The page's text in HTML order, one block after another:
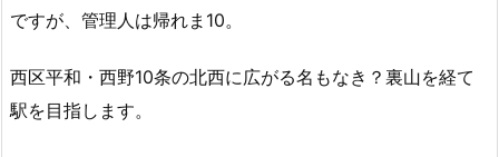
ですが、管理人は帰れま10。
西区平和・西野10条の北西に広がる名もなき？裏山を経て
駅を目指します。